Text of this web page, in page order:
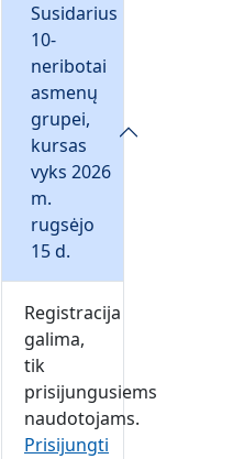
Susidarius
10-
neribotai
asmenų
grupei,
kursas
vyks 2026
m.
rugsėjo
15 d.
Registracija
galima,
tik
prisijungusiems
naudotojams.
Prisijungti